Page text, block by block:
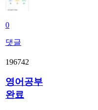
0
댓글
196742
영어공부
완료